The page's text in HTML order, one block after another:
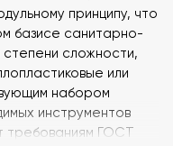
принципу, что
базисе санитарно-
сложности,
или
набором
инструментов
требованиям ГОСТ